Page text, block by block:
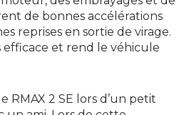
de bonnes accélérations
reprises en sortie de virage.
efficace et rend le véhicule
RMAX 2 SE lors d’un petit